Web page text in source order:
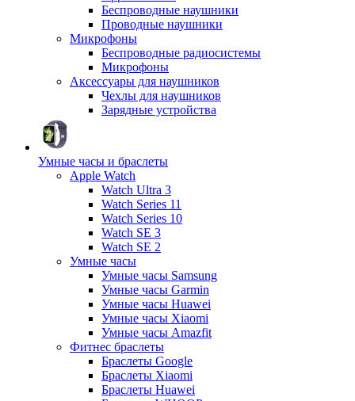
Беспроводные наушники
Проводные наушники
Микрофоны
Беспроводные радиосистемы
Микрофоны
Аксессуары для наушников
Чехлы для наушников
Зарядные устройства
Умные часы и браслеты
Apple Watch
Watch Ultra 3
Watch Series 11
Watch Series 10
Watch SE 3
Watch SE 2
Умные часы
Умные часы Samsung
Умные часы Garmin
Умные часы Huawei
Умные часы Xiaomi
Умные часы Amazfit
Фитнес браслеты
Браслеты Google
Браслеты Xiaomi
Браслеты Huawei